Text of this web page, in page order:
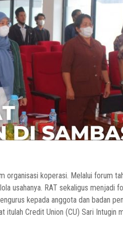
organisasi koperasi. Melalui forum
usahanya. RAT sekaligus menjadi
kepada anggota dan badan
Credit Union (CU) Sari Intugin